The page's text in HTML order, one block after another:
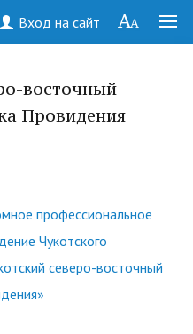
Вход на сайт
восточный
Провидения
профессиональное
Чукотского
северо-восточный